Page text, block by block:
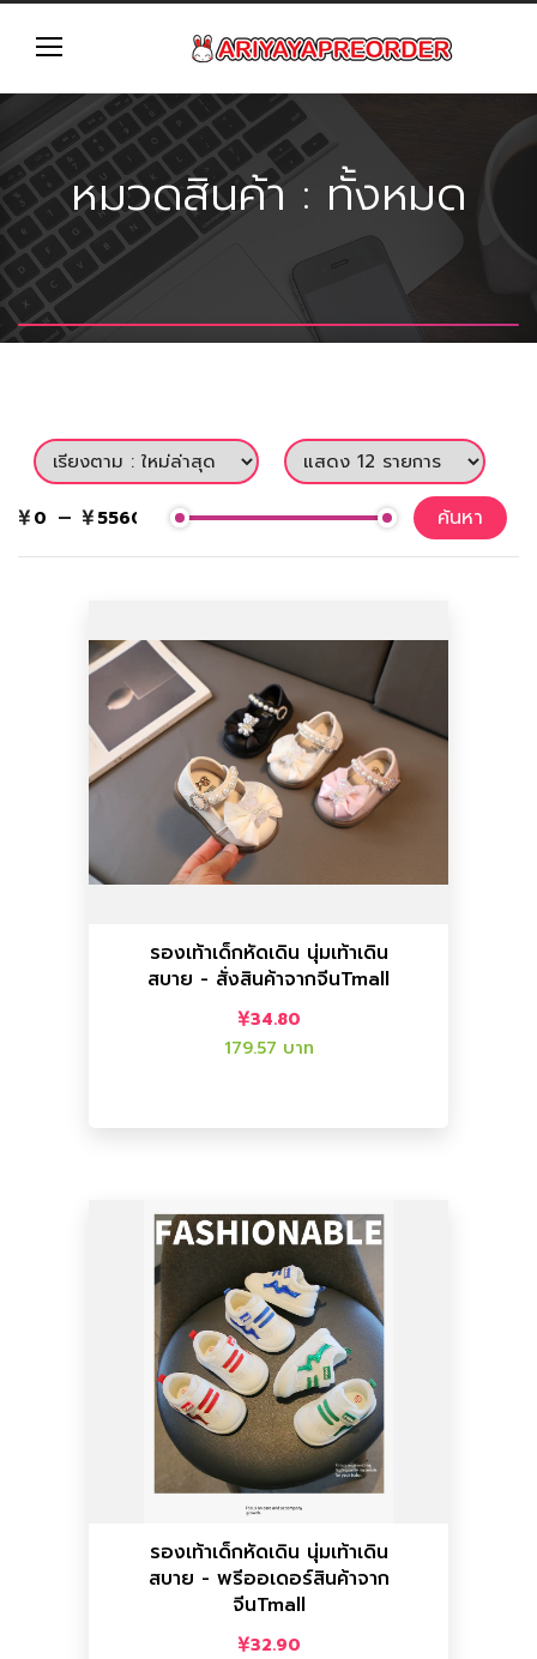
หมวดสินค้า : ทั้งหมด
— ค้นหา
ค้นหา
รองเท้าเด็กหัดเดิน นุ่มเท้าเดิน
สบาย - สั่งสินค้าจากจีนTmall
34.80
179.57 บาท
รองเท้าเด็กหัดเดิน นุ่มเท้าเดินสบาย -
สั่งสินค้าจากจีนTmall
ราคาจีน :
ราคาไทย :179.57 บาท
เพิ่มลงตะกร้า
เพิ่มลงตะกร้า
รองเท้าเด็กหัดเดิน นุ่มเท้าเดิน
สบาย - พรีออเดอร์สินค้าจาก
จีนTmall
32.90
รองเท้าเด็กหัดเดิน นุ่มเท้าเดินสบาย -
พรีออเดอร์สินค้าจากจีนTmall
ราคาจีน : 32.90
ราคาไทย :169.76 บาท
เพิ่มลงตะกร้า
เพิ่มลงตะกร้า